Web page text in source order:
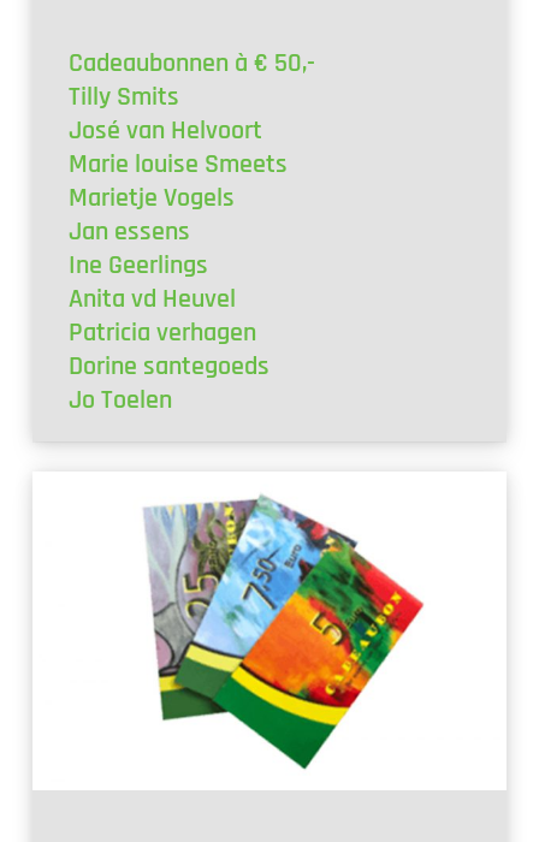
Cadeaubonnen à € 50,-
Tilly Smits
José van Helvoort
Marie louise Smeets
Marietje Vogels
Jan essens
Ine Geerlings
Anita vd Heuvel
Patricia verhagen
Dorine santegoeds
Jo Toelen